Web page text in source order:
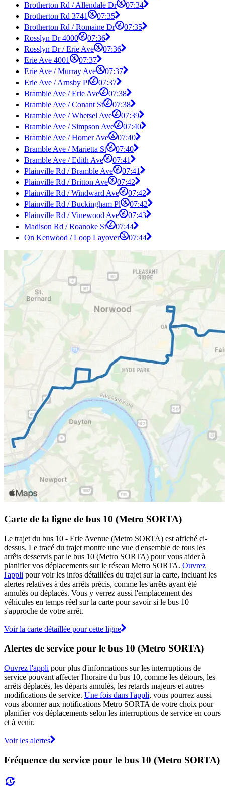
Brotherton Rd / Allendale Dr
07:34
Brotherton Rd 3741
07:35
Brotherton Rd / Romaine Dr
07:35
Rosslyn Dr 4000
07:36
Rosslyn Dr / Erie Ave
07:36
Erie Ave 4001
07:37
Erie Ave / Murray Ave
07:37
Erie Ave / Arnsby Pl
07:37
Bramble Ave / Erie Ave
07:38
Bramble Ave / Conant St
07:38
Bramble Ave / Whetsel Ave
07:39
Bramble Ave / Simpson Ave
07:40
Bramble Ave / Homer Ave
07:40
Bramble Ave / Marietta St
07:40
Bramble Ave / Edith Ave
07:41
Plainville Rd / Bramble Ave
07:41
Plainville Rd / Britton Ave
07:42
Plainville Rd / Windward Ave
07:42
Plainville Rd / Buckingham Pl
07:42
Plainville Rd / Vinewood Ave
07:43
Madison Rd / Roanoke St
07:44
On Kenwood / Loop Layover
07:44
Carte de la ligne de bus 10 (Metro SORTA)
Le trajet du bus 10 - Erie Avenue (Metro SORTA) est affiché ci-
dessus. Le tracé du trajet montre une vue d'ensemble de tous les
arrêts desservis par le bus 10 (Metro SORTA) pour vous aider à
planifier vos déplacements sur le réseau Metro SORTA. Ouvrez
l'appli pour voir les infos détaillées du trajet sur la carte, incluant les
alertes relatives à des arrêts précis, comme les arrêts ayant été
annulés ou déplacés. Vous y verrez aussi l'emplacement des
véhicules en temps réel sur la carte pour savoir si le bus 10
s'approche de votre arrêt.
Voir la carte détaillée pour cette ligne
Alertes de service pour le bus 10 (Metro SORTA)
Ouvrez l'appli pour plus d'informations sur les interruptions de
service pouvant affecter l'horaire du bus 10, comme les détours, les
arrêts déplacés, les départs annulés, les retards majeurs et autres
modifications de service. Une fois dans l'appli, vous pourrez aussi
vous abonner aux notifications Metro SORTA de votre choix pour
planifier vos déplacements selon les interruptions de service en cours
et à venir.
Voir les alertes
Fréquence du service pour le bus 10 (Metro SORTA)